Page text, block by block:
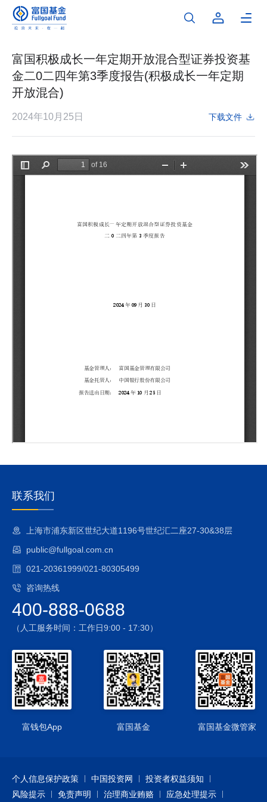
富国积极成长一年定期开放混合型证券投资基
金二0二四年第3季度报告(积极成长一年定期
开放混合)
2024年10月25日 下载文件
联系我们
上海市浦东新区世纪大道1196号世纪汇二座27-30&38层
public@fullgoal.com.cn
021-20361999/021-80305499
咨询热线
400-888-0688
（人工服务时间：工作日9:00 - 17:30）
富钱包App 富国基金 富国基金微管家
个人信息保护政策 中国投资网
投资者权益须知
风险提示
免责声明 治理商业贿赂 应急处理提示